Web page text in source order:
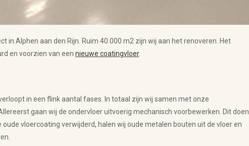
Alphen aan den Rijn. Ruim 40.000 m2 zijn wij aan het renoveren. Het
en voorzien van eennieuwe coatingvloer.
in een flink aantal fases. In totaal zijn wij samen met onze
gaan wij de ondervloer uitvoerig mechanisch voorbewerken. Dit doen
vloercoating verwijderd, halen wij oude metalen bouten uit de vloer en